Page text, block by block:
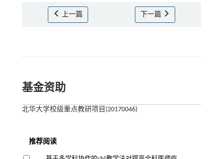
上一篇 下一篇
基金资助
北华大学校级重点教研项目(20170046)